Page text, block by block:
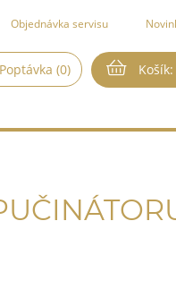
Objednávka servisu
Poptávka (0)